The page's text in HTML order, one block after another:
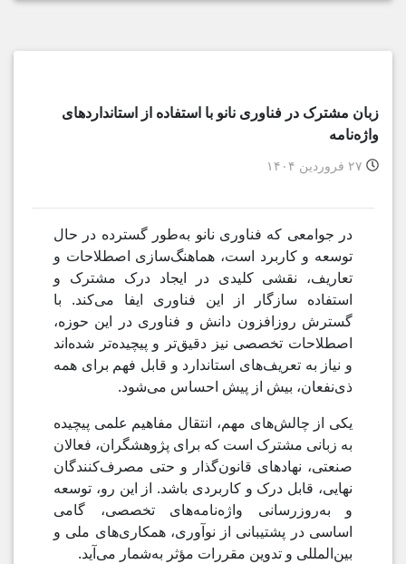
زبان مشترک در فناوری نانو با استفاده از استانداردهای
واژه‌نامه‌
در جوامعی که فناوری نانو به‌طور گسترده در حال
توسعه و کاربرد است، هماهنگ‌سازی اصطلاحات و
تعاریف، نقشی کلیدی در ایجاد درک مشترک و
استفاده سازگار از این فناوری ایفا می‌کند. با
گسترش روزافزون دانش و فناوری در این حوزه،
اصطلاحات تخصصی نیز دقیق‌تر و پیچیده‌تر شده‌اند
و نیاز به تعریف‌های استاندارد و قابل فهم برای همه
ذی‌نفعان، بیش از پیش احساس می‌شود.
یکی از چالش‌های مهم، انتقال مفاهیم علمی پیچیده
به زبانی مشترک است که برای پژوهشگران، فعالان
صنعتی، نهادهای قانون‌گذار و حتی مصرف‌کنندگان
نهایی، قابل درک و کاربردی باشد. از این رو، توسعه
و به‌روزرسانی واژه‌نامه‌های تخصصی، گامی
اساسی در پشتیبانی از نوآوری، همکاری‌های ملی و
بین‌المللی و تدوین مقررات مؤثر به‌شمار می‌آید.